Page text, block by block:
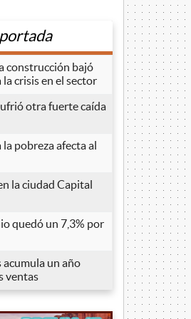
construcción bajó
crisis en el sector
otra fuerte caída
la pobreza afecta al
la ciudad Capital
quedó un 7,3% por
acumula un año
ventas